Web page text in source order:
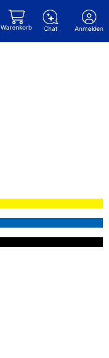
Warenkorb Chat Anmelden